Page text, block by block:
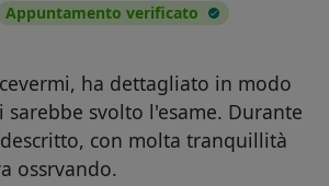
Appuntamento verificato
ha dettagliato in modo
sarebbe svolto l'esame. Durante
con molta tranquillità
ossrvando.